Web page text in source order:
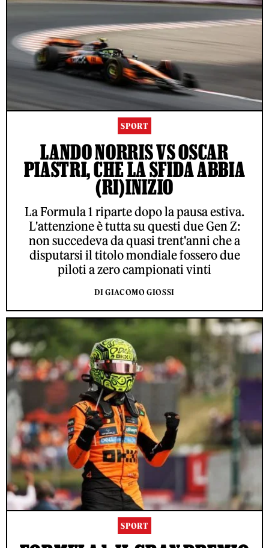
SPORT
LANDO NORRIS VS OSCAR
PIASTRI, CHE LA SFIDA ABBIA
(RI)INIZIO
La Formula 1 riparte dopo la pausa estiva.
L'attenzione è tutta su questi due Gen Z:
non succedeva da quasi trent'anni che a
disputarsi il titolo mondiale fossero due
piloti a zero campionati vinti
DI GIACOMO GIOSSI
SPORT